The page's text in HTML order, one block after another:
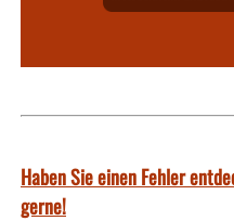
Haben Sie einen Fehler
gerne!